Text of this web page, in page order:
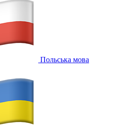
Польська мова